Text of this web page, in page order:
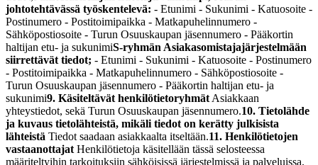
johtotehtävässä työskentelevä: - Etunimi - Sukunimi - Katuosoite -
Postinumero - Postitoimipaikka - Matkapuhelinnumero -
Sähköpostiosoite - Turun Osuuskaupan jäsennumero - Pääkortin
haltijan etu- ja sukunimiS-ryhmän Asiakasomistajajärjestelmään
siirrettävät tiedot; - Etunimi - Sukunimi - Katuosoite - Postinumero
- Postitoimipaikka - Matkapuhelinnumero - Sähköpostiosoite -
Turun Osuuskaupan jäsennumero - Pääkortin haltijan etu- ja
sukunimi9. Käsiteltävät henkilötietoryhmät Asiakkaan
yhteystiedot, sekä Turun Osuuskaupan jäsennumero.10. Tietolähde
ja kuvaus tietolähteistä, mikäli tiedot on kerätty julkisista
lähteistä Tiedot saadaan asiakkaalta itseltään.11. Henkilötietojen
vastaanottajat Henkilötietoja käsitellään tässä selosteessa
määriteltyihin tarkoituksiin sähköisissä järjestelmissä ja palveluissa.